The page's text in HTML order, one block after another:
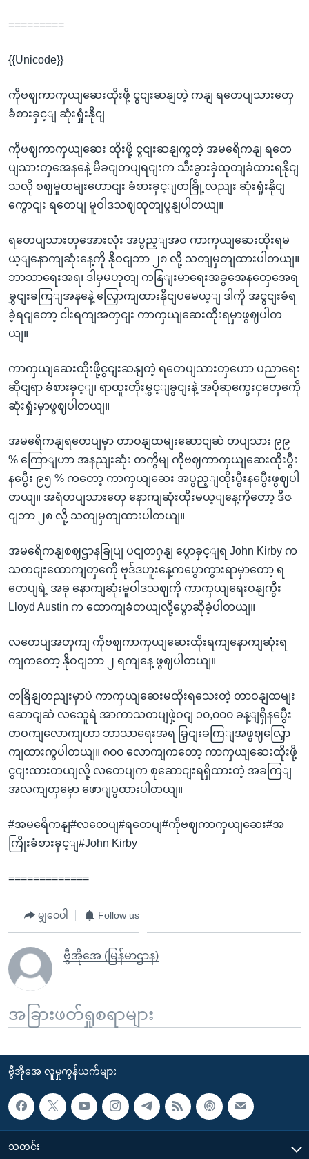
=========
{{Unicode}}
ကိုဗဈကာကှယျဆေးထိုးဖို့ ငွငျးဆနျတဲ့ ကနျ ရတေပျသားတှေ
ခံစားခှင့ျ ဆုံးရှုံးနိုငျ
ကိုဗဈကာကှယျဆေး ထိုးဖို့ ငွငျးဆနျကွတဲ့ အမရေိကနျ ရတေ
ပျသားတှအေနနေဲ့ မိခငျတပျရငျးက သီးခွားခှဲထုတျခံထားရနိုငျ
သလို စဈမှုထမျးဟောငျး ခံစားခှင့ျတခြို့လညျး ဆုံးရှုံးနိုငျ
ကွောငျး ရတေပျ မူဝါဒသဈထုတျပွနျပါတယျ။
ရတေပျသားတှအေားလုံး အပွည့ျအဝ ကာကှယျဆေးထိုးရမ
ယ့ျနောကျဆုံးနေ့ကို နိုဝငျဘာ ၂၈ လို့ သတျမှတျထားပါတယျ။
ဘာသာရေးအရ၊ ဒါမှမဟုတျ ကနြျးမာရေးအခွအေနတှေအေရ
ခွှငျးခကြျအနနေဲ့ လြှောကျထားနိုငျပမေယ့ျ ဒါကို အငွငျးခံရ
ခဲ့ရငျတော့ ငါးရကျအတှငျး ကာကှယျဆေးထိုးရမှာဖွဈပါတ
ယျ။
ကာကှယျဆေးထိုးဖို့ငွငျးဆနျတဲ့ ရတေပျသားတှဟော ပညာရေး
ဆိုငျရာ ခံစားခှင့ျ၊ ရာထူးတိုးမွှင့ျခွငျးနဲ့ အပိုဆုကွေးငှတှေကေို
ဆုံးရှုံးမှာဖွဈပါတယျ။
အမရေိကနျရတေပျမှာ တာဝနျထမျးဆောငျဆဲ တပျသား ၉၉
% ကြောျဟာ အနညျးဆုံး တကွိမျ ကိုဗဈကာကှယျဆေးထိုးပွီး
နပွေီး ၉၅ % ကတော့ ကာကှယျဆေး အပွည့ျထိုးပွီးနပွေီးဖွဈပါ
တယျ။ အရံတပျသားတှေ နောကျဆုံးထိုးမယ့ျနေ့ကိုတော့ ဒီဇ
ငျဘာ ၂၈ လို့ သတျမှတျထားပါတယျ။
အမရေိကနျစဈဌာနခြုပျ ပငျတဂှနျ ပွောခှင့ျရ John Kirby က
သတငျးထောကျတှကေို ဗုဒ်ဒဟူးနေ့ကပွောကွားရာမှာတော့ ရ
တေပျရဲ့ အခု နောကျဆုံးမူဝါဒသဈကို ကာကှယျရေးဝနျကွီး
Lloyd Austin က ထောကျခံတယျလို့ပွောဆိုခဲ့ပါတယျ။
လတေပျအတှကျ ကိုဗဈကာကှယျဆေးထိုးရကျနောကျဆုံးရ
ကျကတော့ နိုဝငျဘာ ၂ ရကျနေ့ ဖွဈပါတယျ။
တခြိနျတညျးမှာပဲ ကာကှယျဆေးမထိုးရသေးတဲ့ တာဝနျထမျး
ဆောငျဆဲ လသေူရဲ အာကာသတပျဖှဲ့ဝငျ ၁၀,၀၀၀ ခန့ျရှိနပွေီး
တဝကျလောကျဟာ ဘာသာရေးအရ ခြှငျးခကြျအဖွဈလြှော
ကျထားကွပါတယျ။ ၈၀၀ လောကျကတော့ ကာကှယျဆေးထိုးဖို့
ငွငျးထားတယျလို့ လတေပျက စုဆောငျးရရှိထားတဲ့ အခကြျ
အလကျတှမှော ဖောျပွထားပါတယျ။
#အမရေိကနျ#လတေပျ#ရတေပျ#ကိုဗဈကာကှယျဆေး#အ
ကြိုးခံစားခှင့ျ#John Kirby
=============
မျှဝေပါ Follow us
ဗွီအိုအေ (မြန်မာဌာန)
အခြားဖတ်ရှုစရာများ
ဗွီအိုအေ လူမှုကွန်ယက်များ
သတင်း